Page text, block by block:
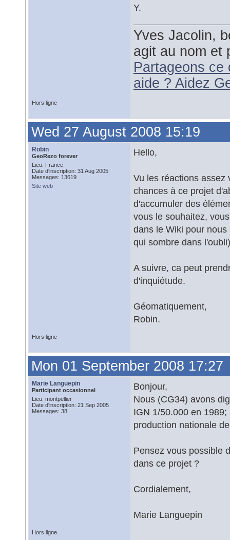
Y.
Yves Jacolin,
agit au nom et
Partageons ce
aide ? Aidez
Hors ligne
Wed 27 August 2008 15:19
Robin
GeoRezo forever
Lieu: France
Date d'inscription: 31 Aug 2005
Messages: 13619
Site web
Hello,
Vu les réactions assez
chances à ce projet
d'accumuler des
vous le souhaitez,
dans le Wiki pour
qui sombre dans
A suivre, ca peut
d'inquiétude.
Géomatiquement,
Robin.
Hors ligne
Mon 01 September 2008 17:27
Marie Languepin
Participant occasionnel
Lieu: montpellier
Date d'inscription: 21 Sep 2005
Messages: 38
Bonjour,
Nous (CG34) avons
IGN 1/50.000 en
production nationale
Pensez vous possible
dans ce projet ?
Cordialement,
Marie Languepin
Hors ligne